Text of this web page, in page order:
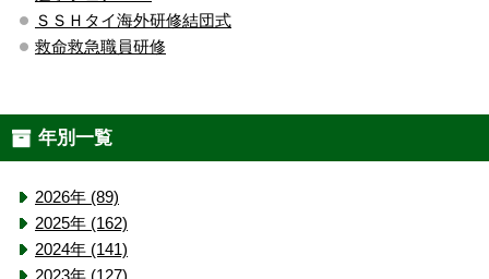
ＳＳＨタイ海外研修結団式
救命救急職員研修
年別一覧
2026年 (89)
2025年 (162)
2024年 (141)
2023年 (127)